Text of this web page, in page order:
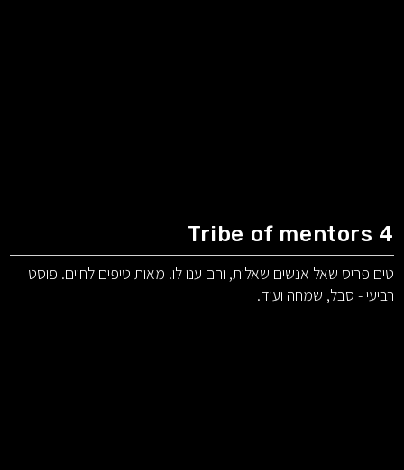
Tribe of mentors 4
טים פריס שאל אנשים שאלות, והם ענו לו. מאות טיפים לחיים. פוסט
רביעי - סבל, שמחה ועוד.